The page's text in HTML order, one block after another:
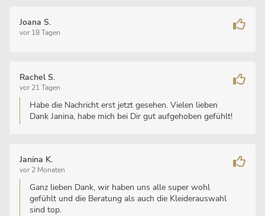
Joana S.
vor 18 Tagen
Rachel S.
vor 21 Tagen
Habe die Nachricht erst jetzt gesehen. Vielen lieben
Dank Janina, habe mich bei Dir gut aufgehoben gefühlt!
Janina K.
vor 2 Monaten
Ganz lieben Dank, wir haben uns alle super wohl
gefühlt und die Beratung als auch die Kleiderauswahl
sind top.